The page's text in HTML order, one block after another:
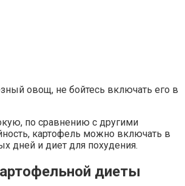
овощ, не бойтесь включать его в
по сравнению с другими
картофель можно включать в
дней и диет для похудения.
диеты